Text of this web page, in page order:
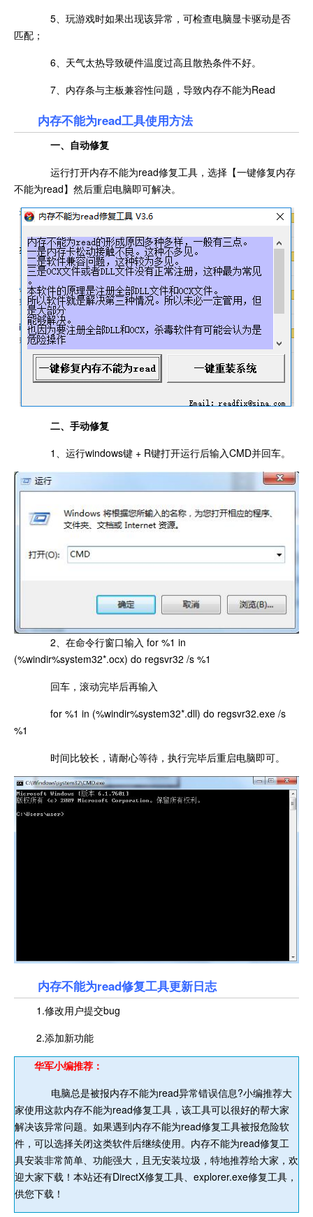
5、玩游戏时如果出现该异常，可检查电脑显卡驱动是否
匹配；
6、天气太热导致硬件温度过高且散热条件不好。
7、内存条与主板兼容性问题，导致内存不能为Read
内存不能为read工具使用方法
一、自动修复
运行打开内存不能为read修复工具，选择【一键修复内存
不能为read】然后重启电脑即可解决。
二、手动修复
1、运行windows键 + R键打开运行后输入CMD并回车。
2、在命令行窗口输入 for %1 in
(%windir%system32*.ocx) do regsvr32 /s %1
回车，滚动完毕后再输入
for %1 in (%windir%system32*.dll) do regsvr32.exe /s
%1
时间比较长，请耐心等待，执行完毕后重启电脑即可。
内存不能为read修复工具更新日志
1.修改用户提交bug
2.添加新功能
华军小编推荐：
电脑总是被报内存不能为read异常错误信息?小编推荐大
家使用这款内存不能为read修复工具，该工具可以很好的帮大家
解决该异常问题。如果遇到内存不能为read修复工具被报危险软
件，可以选择关闭这类软件后继续使用。内存不能为read修复工
具安装非常简单、功能强大，且无安装垃圾，特地推荐给大家，欢
迎大家下载！本站还有DirectX修复工具、explorer.exe修复工具，
供您下载！